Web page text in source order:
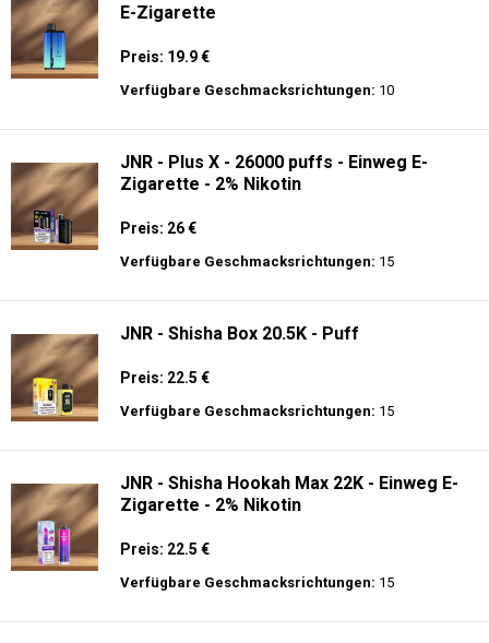
E-Zigarette
Preis: 19.9 €
Verfügbare Geschmacksrichtungen: 10
JNR - Plus X - 26000 puffs - Einweg E-
Zigarette - 2% Nikotin
Preis: 26 €
Verfügbare Geschmacksrichtungen: 15
JNR - Shisha Box 20.5K - Puff
Preis: 22.5 €
Verfügbare Geschmacksrichtungen: 15
JNR - Shisha Hookah Max 22K - Einweg E-
Zigarette - 2% Nikotin
Preis: 22.5 €
Verfügbare Geschmacksrichtungen: 15